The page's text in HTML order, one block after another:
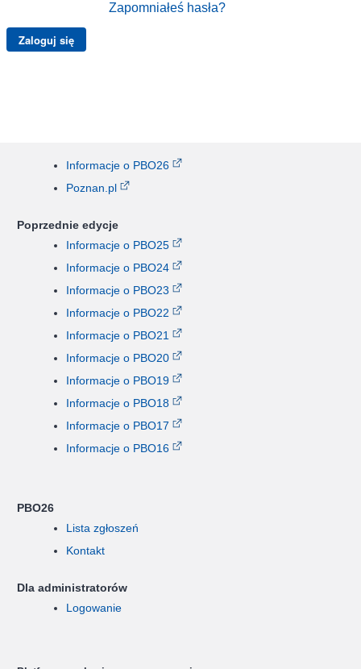
Zapomniałeś hasła?
Informacje o PBO26
Poznan.pl
Poprzednie edycje
Informacje o PBO25
Informacje o PBO24
Informacje o PBO23
Informacje o PBO22
Informacje o PBO21
Informacje o PBO20
Informacje o PBO19
Informacje o PBO18
Informacje o PBO17
Informacje o PBO16
PBO26
Lista zgłoszeń
Kontakt
Dla administratorów
Logowanie